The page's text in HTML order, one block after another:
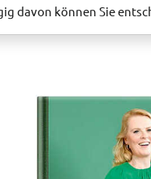
davon können Sie